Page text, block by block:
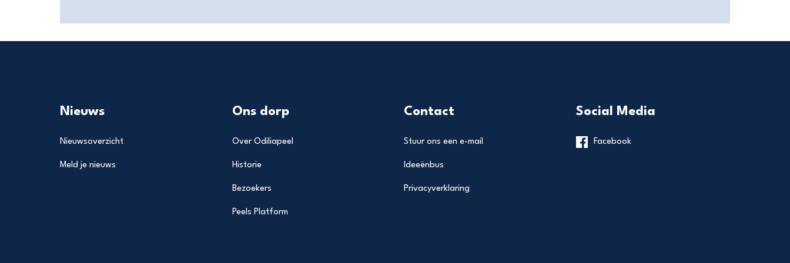
Nieuws
Nieuwsoverzicht
Meld je nieuws
Ons dorp
Over Odiliapeel
Historie
Bezoekers
Peels Platform
Contact
Stuur ons een e-mail
Ideeënbus
Privacyverklaring
Social Media
Facebook